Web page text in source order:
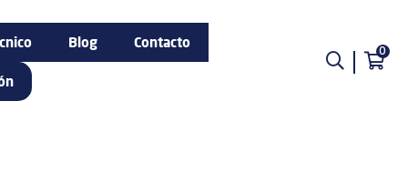
Blog Contacto 0